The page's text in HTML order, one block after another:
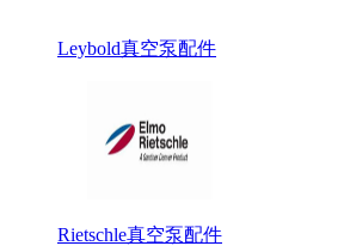
Leybold真空泵配件
Rietschle真空泵配件